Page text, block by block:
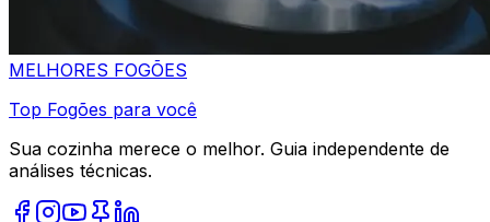
MELHORES FOGÕES
Top Fogões para você
Sua cozinha merece o melhor. Guia independente de
análises técnicas.